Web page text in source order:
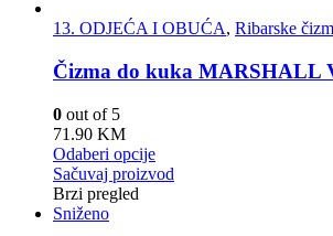
13. ODJEĆA I OBUĆA, Ribarske
Čizma do kuka MARSHALL
0 out of 5
71.90 KM
Odaberi opcije
Sačuvaj proizvod
Brzi pregled
Sniženo